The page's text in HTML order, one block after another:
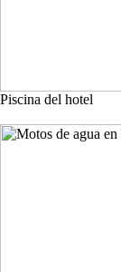
Piscina del hotel